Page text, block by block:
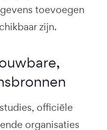
toevoegen
zijn.
officiële
organisaties